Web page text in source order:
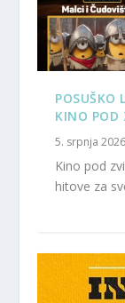
POSUŠKO
KINO POD
5. srpnja
Kino pod
hitove za